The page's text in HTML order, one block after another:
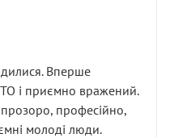
Вперше
і приємно вражений.
професійно,
молоді люди.